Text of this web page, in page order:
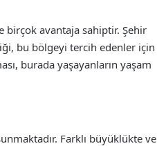
birçok avantaja sahiptir. Şehir
bu bölgeyi tercih edenler için
burada yaşayanların yaşam
Farklı büyüklükte ve